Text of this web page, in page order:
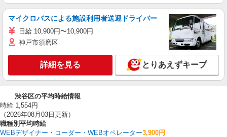
マイクロバスによる施設利用者送迎ドライバー
日給 10,900円〜10,900円
神戸市須磨区
詳細を見る とりあえずキープ
渋谷区の平均時給情報
時給 1,554円
（2026年08月03日更新）
職種別平均時給
WEBデザイナー・コーダー・WEBオペレーター3,900円